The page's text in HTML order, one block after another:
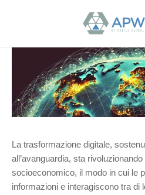
La trasformazione digitale,
all’avanguardia, sta
socioeconomico, il modo in cui le
informazioni e interagiscono tra di